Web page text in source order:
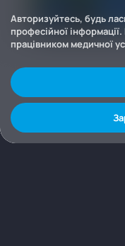
Авторизуйтесь, будь
професійної
працівником медичної